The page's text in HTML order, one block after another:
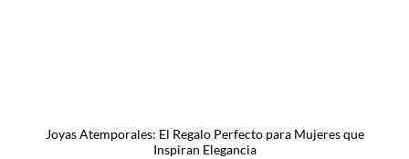
Joyas Atemporales: El Regalo Perfecto para Mujeres que
Inspiran Elegancia